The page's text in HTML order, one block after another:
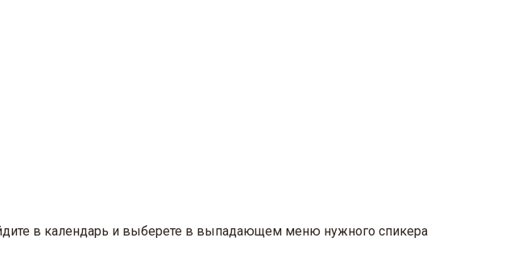
в календарь и выберете в выпадающем меню нужного спикера